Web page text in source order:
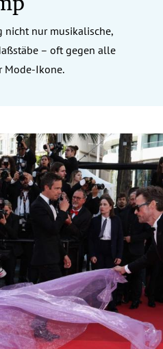
nicht nur musikalische,
– oft gegen alle
Mode-Ikone.